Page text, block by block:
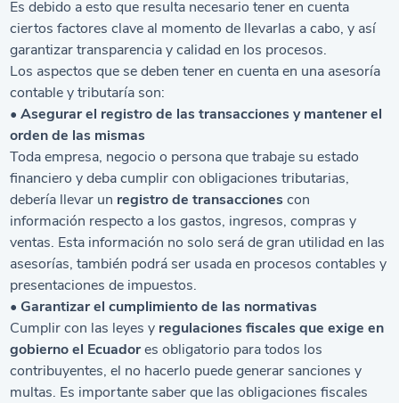
Es debido a esto que resulta necesario tener en cuenta
ciertos factores clave al momento de llevarlas a cabo, y así
garantizar transparencia y calidad en los procesos.
Los aspectos que se deben tener en cuenta en una asesoría
contable y tributaría son:
• Asegurar el registro de las transacciones y mantener el
orden de las mismas
Toda empresa, negocio o persona que trabaje su estado
financiero y deba cumplir con obligaciones tributarias,
debería llevar un registro de transaccionescon
información respecto a los gastos, ingresos, compras y
ventas. Esta información no solo será de gran utilidad en las
asesorías, también podrá ser usada en procesos contables y
presentaciones de impuestos.
• Garantizar el cumplimiento de las normativas
Cumplir con las leyes y regulaciones fiscales que exige en
gobierno el Ecuadores obligatorio para todos los
contribuyentes, el no hacerlo puede generar sanciones y
multas. Es importante saber que las obligaciones fiscales